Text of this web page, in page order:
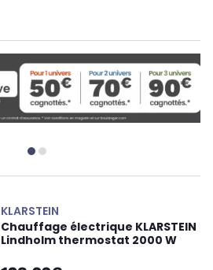
KLARSTEIN
Chauffage électrique KLARSTEIN
Lindholm thermostat 2000 W